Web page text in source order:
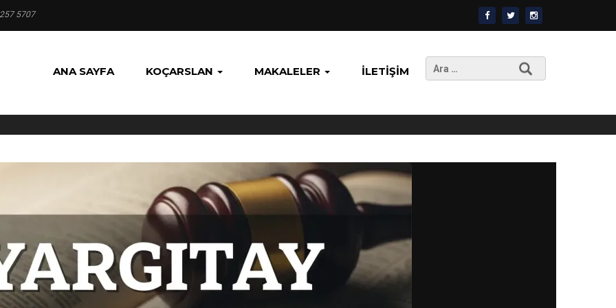
5707
ANA SAYFA KOÇARSLAN MAKALELER İLETIŞIM
Arama: